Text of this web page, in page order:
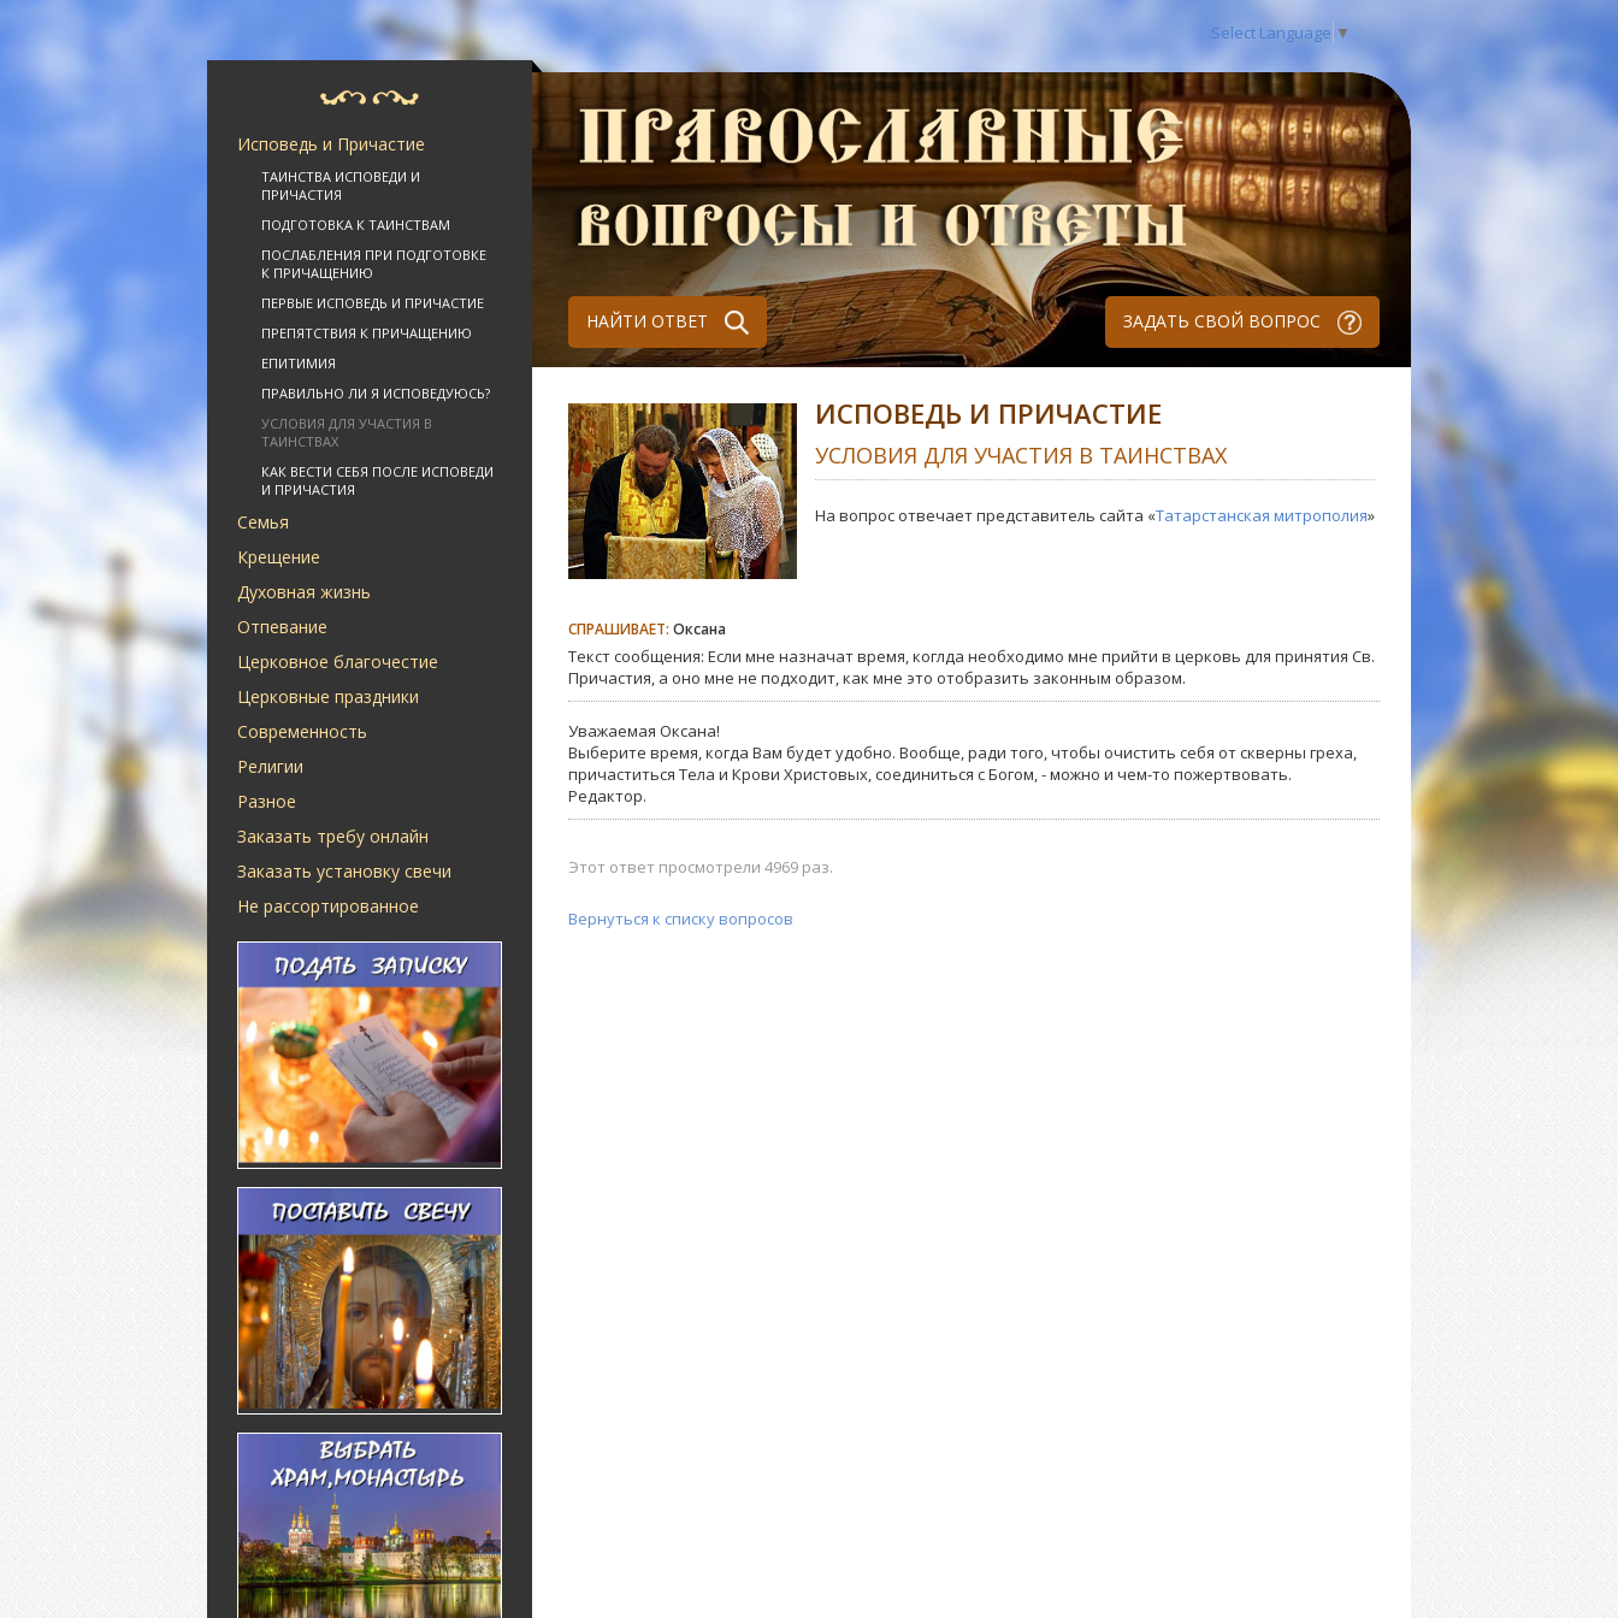
Select Language ▼
Исповедь и Причастие
ТАИНСТВА ИСПОВЕДИ И
ПРИЧАСТИЯ
ПОДГОТОВКА К ТАИНСТВАМ
ПОСЛАБЛЕНИЯ ПРИ ПОДГОТОВКЕ
К ПРИЧАЩЕНИЮ
ПЕРВЫЕ ИСПОВЕДЬ И ПРИЧАСТИЕ
ПРЕПЯТСТВИЯ К ПРИЧАЩЕНИЮ
ЕПИТИМИЯ
ПРАВИЛЬНО ЛИ Я ИСПОВЕДУЮСЬ?
УСЛОВИЯ ДЛЯ УЧАСТИЯ В
ТАИНСТВАХ
КАК ВЕСТИ СЕБЯ ПОСЛЕ ИСПОВЕДИ
И ПРИЧАСТИЯ
Семья
Крещение
Духовная жизнь
Отпевание
Церковное благочестие
Церковные праздники
Современность
Религии
Разное
Заказать требу онлайн
Заказать установку свечи
Не рассортированное
НАЙТИ ОТВЕТ ЗАДАТЬ СВОЙ ВОПРОС
ИСПОВЕДЬ И ПРИЧАСТИЕ
УСЛОВИЯ ДЛЯ УЧАСТИЯ В ТАИНСТВАХ
На вопрос отвечает представитель сайта «Татарстанская митрополия»
СПРАШИВАЕТ: Оксана
Текст сообщения: Если мне назначат время, коглда необходимо мне прийти в церковь для принятия Св.
Причастия, а оно мне не подходит, как мне это отобразить законным образом.
Уважаемая Оксана!
Выберите время, когда Вам будет удобно. Вообще, ради того, чтобы очистить себя от скверны греха,
причаститься Тела и Крови Христовых, соединиться с Богом, - можно и чем-то пожертвовать.
Редактор.
Этот ответ просмотрели 4969 раз.
Вернуться к списку вопросов